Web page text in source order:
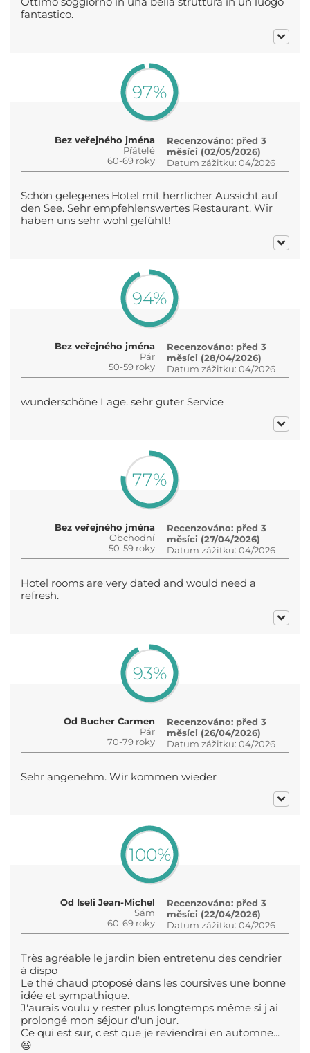
fantastico.
97%
Bez veřejného jména
Přátelé
60-69 roky
Recenzováno: před 3
měsíci (02/05/2026)
Datum zážitku: 04/2026
Schön gelegenes Hotel mit herrlicher Aussicht auf
den See. Sehr empfehlenswertes Restaurant. Wir
haben uns sehr wohl gefühlt!
94%
Bez veřejného jména
Pár
50-59 roky
Recenzováno: před 3
měsíci (28/04/2026)
Datum zážitku: 04/2026
wunderschöne Lage. sehr guter Service
77%
Bez veřejného jména
Obchodní
50-59 roky
Recenzováno: před 3
měsíci (27/04/2026)
Datum zážitku: 04/2026
Hotel rooms are very dated and would need a
refresh.
93%
Od Bucher Carmen
Pár
70-79 roky
Recenzováno: před 3
měsíci (26/04/2026)
Datum zážitku: 04/2026
Sehr angenehm. Wir kommen wieder
100%
Od Iseli Jean-Michel
Sám
60-69 roky
Recenzováno: před 3
měsíci (22/04/2026)
Datum zážitku: 04/2026
Très agréable le jardin bien entretenu des cendrier
à dispo
Le thé chaud ptoposé dans les coursives une bonne
idée et sympathique.
J'aurais voulu y rester plus longtemps même si j'ai
prolongé mon séjour d'un jour.
Ce qui est sur, c'est que je reviendrai en automne...
😃